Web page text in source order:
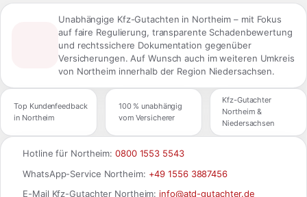
Unabhängige Kfz-Gutachten in Northeim – mit Fokus
auf faire Regulierung, transparente Schadenbewertung
und rechtssichere Dokumentation gegenüber
Versicherungen. Auf Wunsch auch im weiteren Umkreis
von Northeim innerhalb der Region Niedersachsen.
Top Kundenfeedback
in Northeim
100 % unabhängig
vom Versicherer
Kfz-Gutachter
Northeim &
Niedersachsen
Hotline für Northeim:0800 1553 5543
WhatsApp-Service Northeim: +49 1556 3887456
E-Mail Kfz-Gutachter Northeim: info@atd-gutachter.de